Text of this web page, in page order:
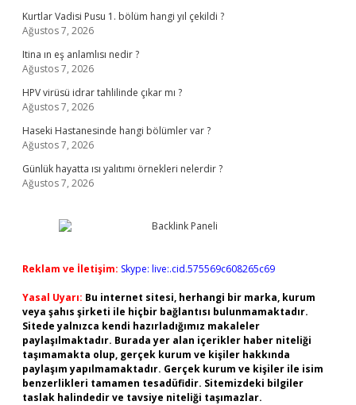
Kurtlar Vadisi Pusu 1. bölüm hangi yıl çekildi ?
Ağustos 7, 2026
Itina ın eş anlamlısı nedir ?
Ağustos 7, 2026
HPV virüsü idrar tahlilinde çıkar mı ?
Ağustos 7, 2026
Haseki Hastanesinde hangi bölümler var ?
Ağustos 7, 2026
Günlük hayatta ısı yalıtımı örnekleri nelerdir ?
Ağustos 7, 2026
Reklam ve İletişim: Skype: live:.cid.575569c608265c69
Yasal Uyarı: Bu internet sitesi, herhangi bir marka, kurum
veya şahıs şirketi ile hiçbir bağlantısı bulunmamaktadır.
Sitede yalnızca kendi hazırladığımız makaleler
paylaşılmaktadır. Burada yer alan içerikler haber niteliği
taşımamakta olup, gerçek kurum ve kişiler hakkında
paylaşım yapılmamaktadır. Gerçek kurum ve kişiler ile isim
benzerlikleri tamamen tesadüfidir. Sitemizdeki bilgiler
taslak halindedir ve tavsiye niteliği taşımazlar.